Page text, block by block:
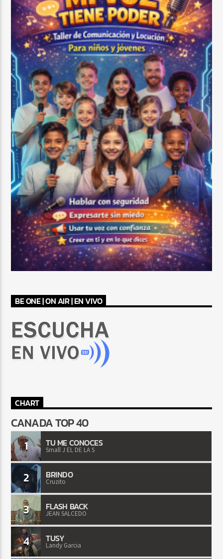
BE ONE | ON AIR | EN VIVO
CHART
CANADA TOP 40
1 TU ME CONOCES
Small J EL DE LA S
2 BRINDO
Cruzito
3 FLASH BACK
JEAN SALCEDO
4 TUSY
Landy Garcia